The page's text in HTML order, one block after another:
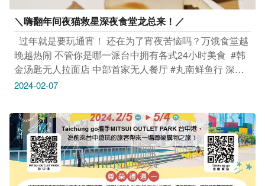
家一起来赏樱花 真的好美哦 谘询专线请洽本府交通局04-
37077988 ​ ​ 除了赏樱之外 台湾好行11台中时尚城中城线
及888丰后线 加上4条台中观光公车，也是玩粉初春轻旅
行的首选呦！ 请上台中观光公车专区查询
（https://travel.taichung.gov.tw/taichung-tour-bus/）
＼嗨翻年间夜猫救星深夜食堂龙总来！／
​ ​ 过年就是要玩通宵！ 还在为了宵夜苦恼吗？万饿食堂越
晚越热闹 不管你是哪一派台中拥有各式24小时美食 ​ #韩
金汤匙无人拉面店 中部首家无人餐厅 #丸南鲜鱼行 深夜
高人气生鱼片 #来来豆浆 24hr传统中式宵夜 #祖传爌肉饭
​ 古早味的在地澎湃小吃 ​ 快收入口袋名单欢度新年
2024-02-07